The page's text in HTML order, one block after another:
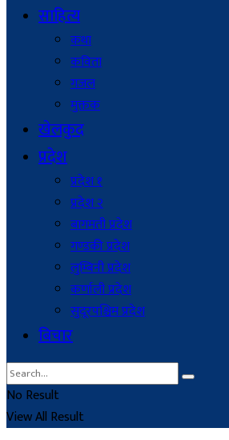
साहित्य
कथा
कविता
गजल
मुक्तक
खेलकुद
प्रदेश
प्रदेश १
प्रदेश २
बागमती प्रदेश
गण्डकी प्रदेश
लुम्बिनी प्रदेश
कर्णाली प्रदेश
सुदूरपश्चिम प्रदेश
बिचार
No Result
View All Result